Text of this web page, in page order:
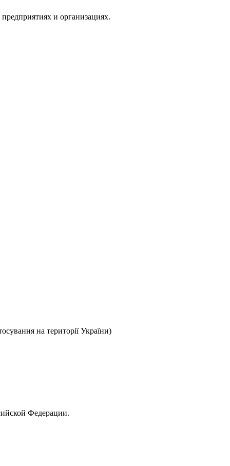
и организациях.
на території України)
Федерации.